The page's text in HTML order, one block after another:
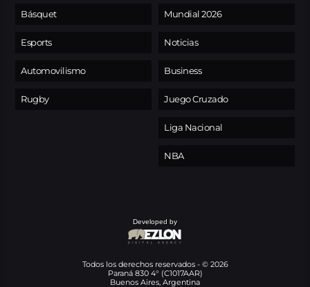
Básquet
Esports
Automovilismo
Rugby
Mundial 2026
Noticias
Business
Juego Cruzado
Liga Nacional
NBA
Developed by
Todos los derechos reservados - © 2026
Paraná 830 4° (C1017AAR)
Buenos Aires, Argentina